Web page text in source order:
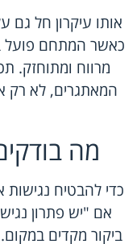
אותו עיקרון חל גם
כאשר המתחם פועל
מרווח ומתוחזק.
המאתגרים, לא רק
מה
כדי להבטיח
אם "יש פתרון
ביקור מקדים